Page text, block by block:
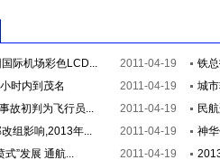
际机场彩色LCD... 2011-04-19 铁
时内到茂名
2011-04-19 城
故初判为飞行员...
2011-04-19 民
组影响,2013年...
2011-04-19 神
式”发展 通航...
2011-04-19